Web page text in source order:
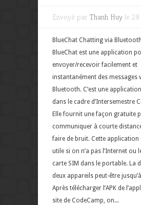
Envoyé par Thanh Huy le
BlueChat Chatting via
BlueChat est une application
envoyer/recevoir facilement et
instantanément des messages
Bluetooth. C’est une
dans le cadre d’Intersemestre
Elle fournit une façon gratuite
communiquer à courte
faire de bruit. Cette application
utile si on n’a pas l’Internet ou
carte SIM dans le portable. La
deux appareils peut-être
Après télécharger l’APK de
site de CodeCamp, on...